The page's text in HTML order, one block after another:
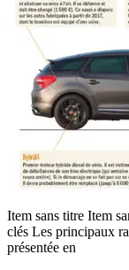
Item sans titre Item
clés Les principaux
présentée en